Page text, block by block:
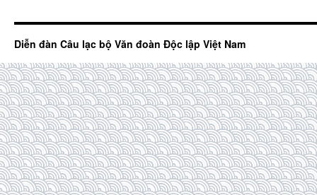
Diễn đàn Câu lạc bộ Văn đoàn Độc lập Việt Nam